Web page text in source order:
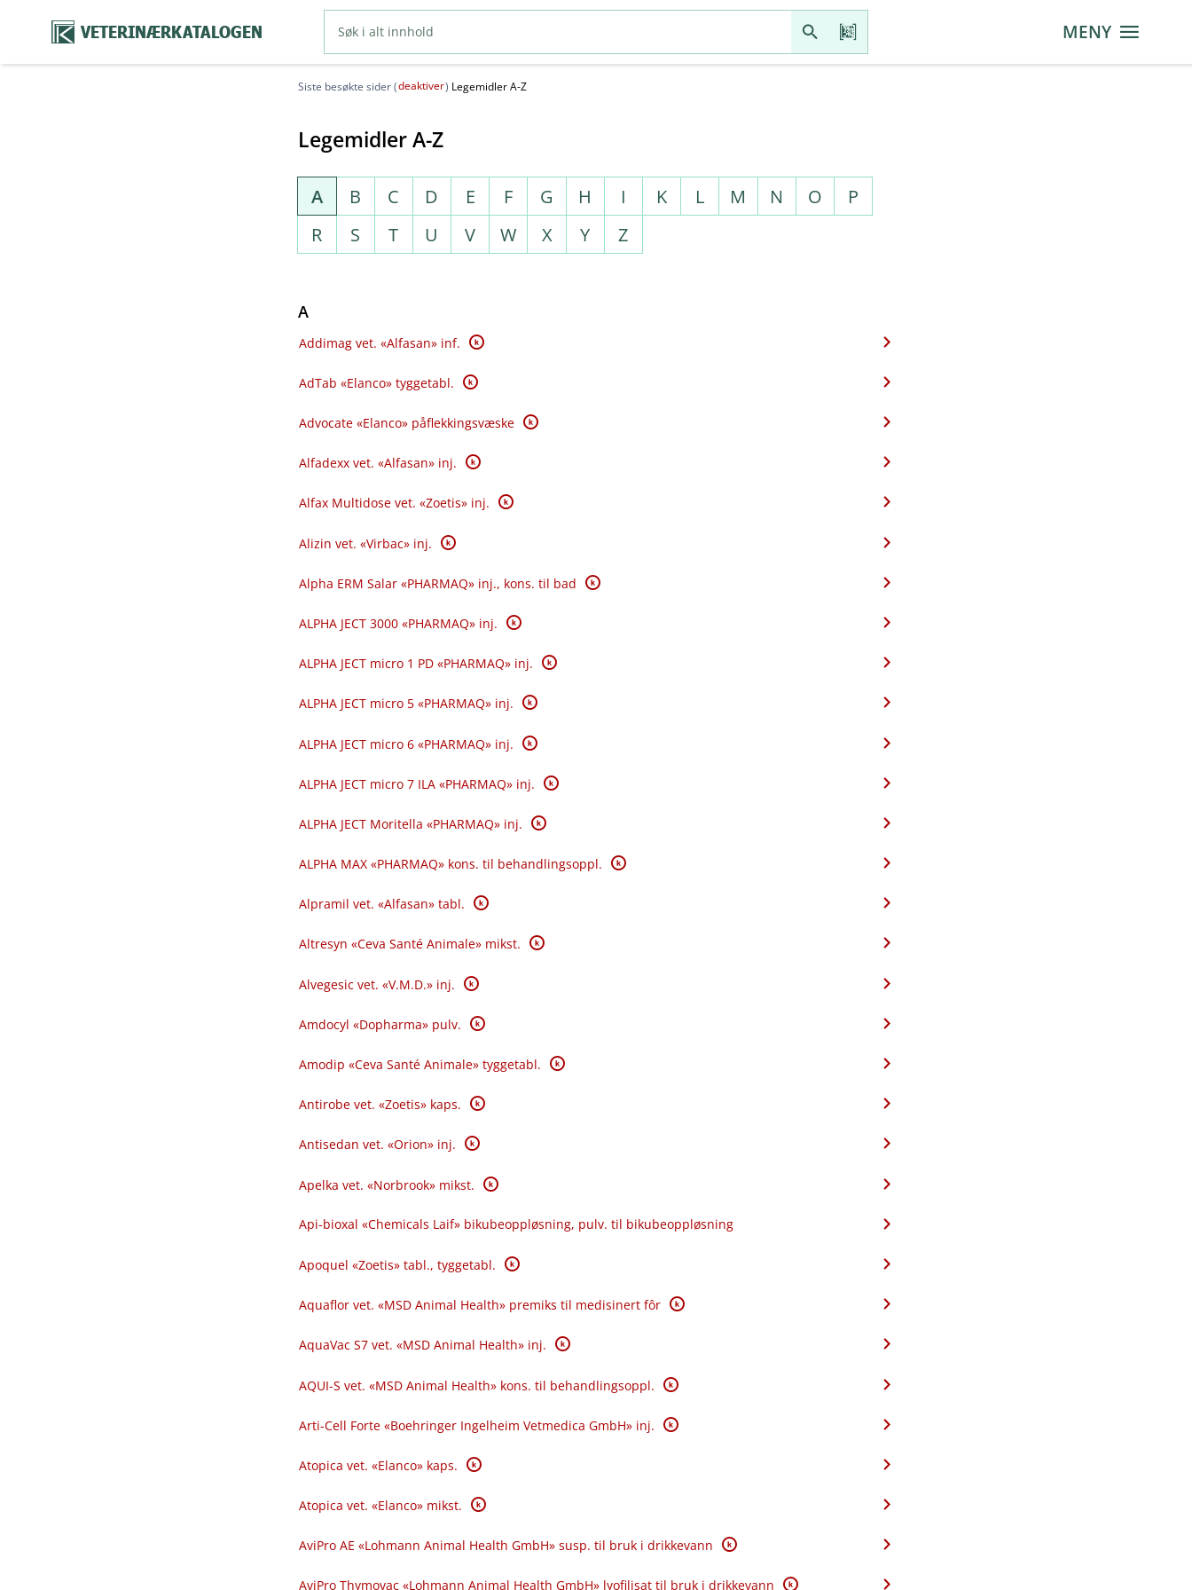
VETERINÆRKATALOGEN MENY
Siste besøkte sider (deaktiver) Legemidler A-Z
Legemidler A-Z
A B C D E F G H I K L M N O
P
R
S T U V W X Y Z
A
Addimag vet. «Alfasan» inf. K
AdTab «Elanco» tyggetabl. K
Advocate «Elanco» påflekkingsvæske K
Alfadexx vet. «Alfasan» inj. K
Alfax Multidose vet. «Zoetis» inj. K
Alizin vet. «Virbac» inj. K
Alpha ERM Salar «PHARMAQ» inj., kons. til bad K
ALPHA JECT 3000 «PHARMAQ» inj. K
ALPHA JECT micro 1 PD «PHARMAQ» inj. K
ALPHA JECT micro 5 «PHARMAQ» inj. K
ALPHA JECT micro 6 «PHARMAQ» inj. K
ALPHA JECT micro 7 ILA «PHARMAQ» inj. K
ALPHA JECT Moritella «PHARMAQ» inj. K
ALPHA MAX «PHARMAQ» kons. til behandlingsoppl. K
Alpramil vet. «Alfasan» tabl. K
Altresyn «Ceva Santé Animale» mikst. K
Alvegesic vet. «V.M.D.» inj. K
Amdocyl «Dopharma» pulv. K
Amodip «Ceva Santé Animale» tyggetabl. K
Antirobe vet. «Zoetis» kaps. K
Antisedan vet. «Orion» inj. K
Apelka vet. «Norbrook» mikst. K
Api-bioxal «Chemicals Laif» bikubeoppløsning, pulv. til bikubeoppløsning
Apoquel «Zoetis» tabl., tyggetabl. K
Aquaflor vet. «MSD Animal Health» premiks til medisinert fôr K
AquaVac S7 vet. «MSD Animal Health» inj. K
AQUI-S vet. «MSD Animal Health» kons. til behandlingsoppl. K
Arti-Cell Forte «Boehringer Ingelheim Vetmedica GmbH» inj. K
Atopica vet. «Elanco» kaps. K
Atopica vet. «Elanco» mikst. K
AviPro AE «Lohmann Animal Health GmbH» susp. til bruk i drikkevann K
AviPro Thymovac «Lohmann Animal Health GmbH» lyofilisat til bruk i drikkevann K